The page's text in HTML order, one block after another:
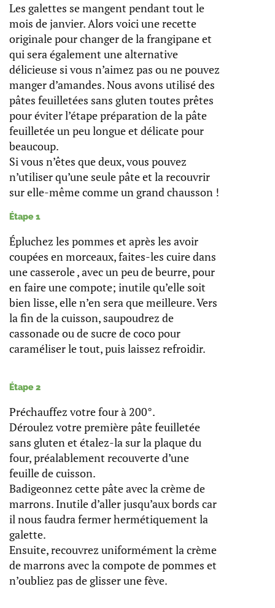
Les galettes se mangent pendant tout le
mois de janvier. Alors voici une recette
originale pour changer de la frangipane et
qui sera également une alternative
délicieuse si vous n’aimez pas ou ne pouvez
manger d’amandes. Nous avons utilisé des
pâtes feuilletées sans gluten toutes prêtes
pour éviter l’étape préparation de la pâte
feuilletée un peu longue et délicate pour
beaucoup.
Si vous n’êtes que deux, vous pouvez
n’utiliser qu’une seule pâte et la recouvrir
sur elle-même comme un grand chausson !
Étape 1
Épluchez les pommes et après les avoir
coupées en morceaux, faites-les cuire dans
une casserole , avec un peu de beurre, pour
en faire une compote; inutile qu’elle soit
bien lisse, elle n’en sera que meilleure. Vers
la fin de la cuisson, saupoudrez de
cassonade ou de sucre de coco pour
caraméliser le tout, puis laissez refroidir.
Étape 2
Préchauffez votre four à 200°.
Déroulez votre première pâte feuilletée
sans gluten et étalez-la sur la plaque du
four, préalablement recouverte d’une
feuille de cuisson.
Badigeonnez cette pâte avec la crème de
marrons. Inutile d’aller jusqu’aux bords car
il nous faudra fermer hermétiquement la
galette.
Ensuite, recouvrez uniformément la crème
de marrons avec la compote de pommes et
n’oubliez pas de glisser une fève.